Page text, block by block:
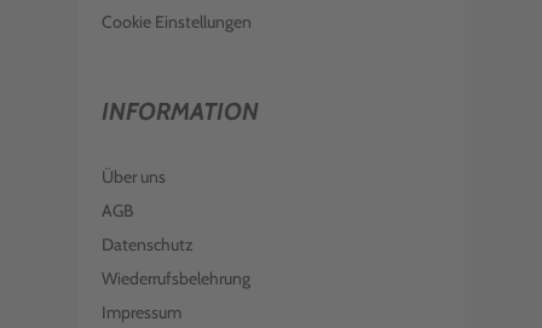
Cookie Einstellungen
INFORMATION
Über uns
AGB
Datenschutz
Wiederrufsbelehrung
Impressum